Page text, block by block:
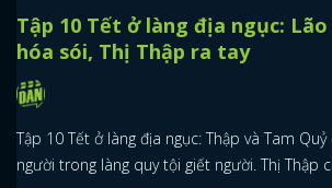
Tập 10 Tết ở làng địa ngục:
hóa sói, Thị Thập ra tay
Tập 10 Tết ở làng địa ngục: Thập và Tam
người trong làng quy tội giết người. Thị Thập